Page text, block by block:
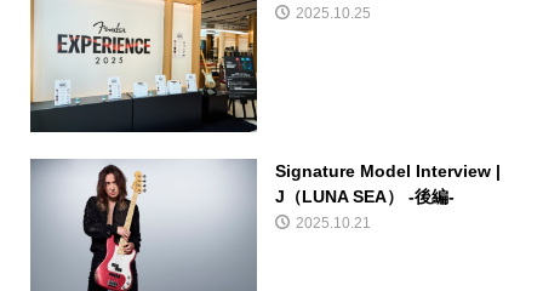
2025.10.25
Signature Model Interview |
J（LUNA SEA） -後編-
2025.10.21